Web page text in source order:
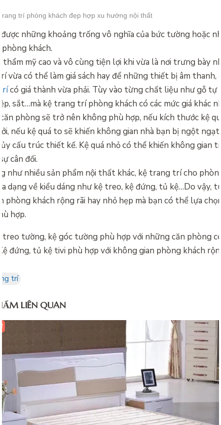
trí phòng khách đẹp hợp xu hướng nội thất
những khoảng trống vô nghĩa của bức tường hoặc
khách.
mỹ cao và vô cùng tiện lợi khi vừa là nơi trưng bày
vừa có thể làm giá sách hay để những thiết bị âm thanh,
có giá thành vừa phải. Tùy vào từng chất liệu như gỗ tự
sắt…mà kệ trang trí phòng khách có các mức giá khác
phòng sẽ trở nên không phù hợp, nếu kích thước kệ
nếu kệ quá to sẽ khiến không gian nhà bạn bị ngột
cấu trúc thiết kế. Kệ quá nhỏ có thể khiến không gian
cân đối.
như nhiều sản phẩm nội thất khác, kệ trang trí cho
dạng về kiểu dáng như kệ treo, kệ đứng, tủ kệ…Do vậy,
phòng khách rộng rãi hay nhỏ hẹp mà bạn có thể lựa
hợp.
treo tường, kệ góc tường phù hợp với những căn phòng
đứng, tủ kệ tivi phù hợp với không gian phòng khách
trí
LIÊN QUAN